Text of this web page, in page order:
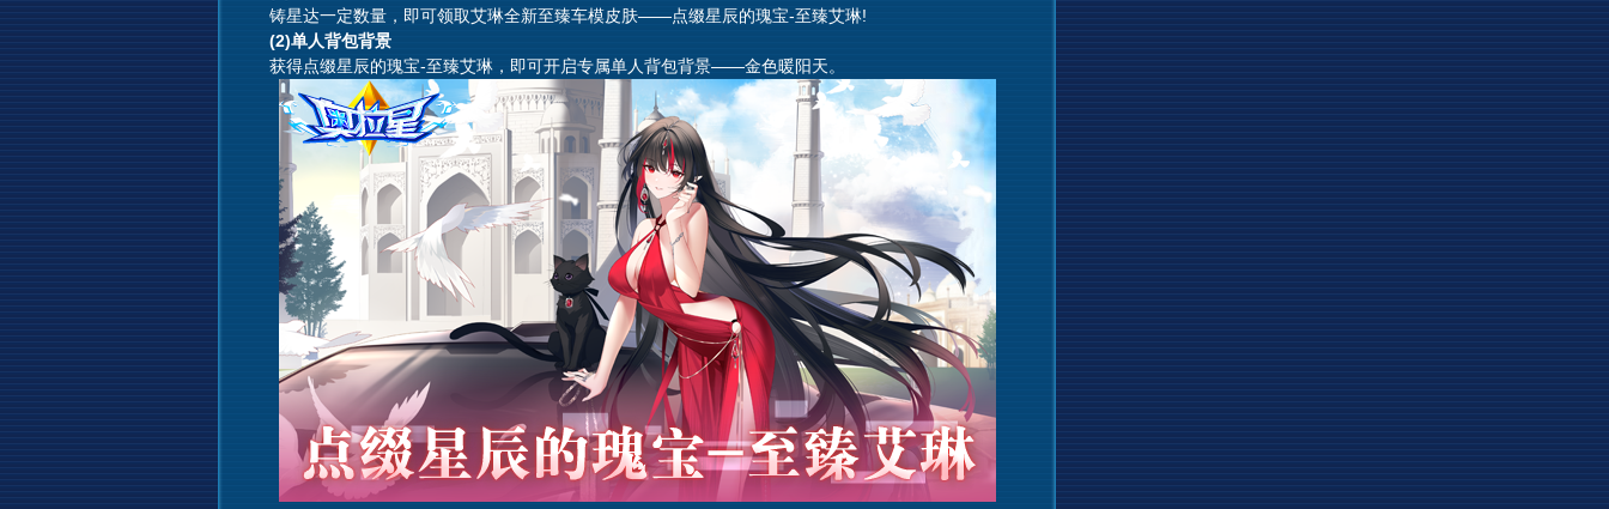
铸星达一定数量，即可领取艾琳全新至臻车模皮肤——点缀星辰的瑰宝-至臻艾琳!
(2)单人背包背景
获得点缀星辰的瑰宝-至臻艾琳，即可开启专属单人背包背景——金色暖阳天。